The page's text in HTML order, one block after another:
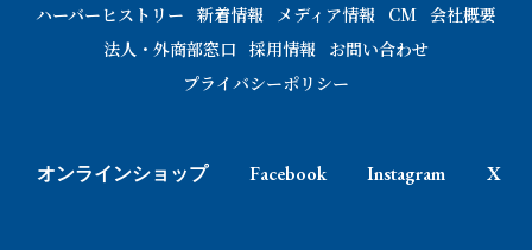
ハーバーヒストリー 新着情報 メディア情報 CM 会社概要
法人・外商部窓口 採用情報 お問い合わせ
プライバシーポリシー
オンラインショップ Facebook Instagram X